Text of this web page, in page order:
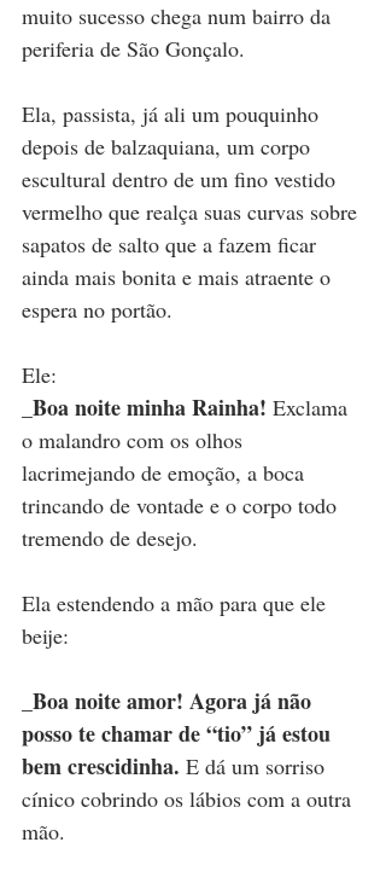
muito sucesso chega num bairro da
periferia de São Gonçalo.
Ela, passista, já ali um pouquinho
depois de balzaquiana, um corpo
escultural dentro de um fino vestido
vermelho que realça suas curvas sobre
sapatos de salto que a fazem ficar
ainda mais bonita e mais atraente o
espera no portão.
Ele:
_Boa noite minha Rainha! Exclama
o malandro com os olhos
lacrimejando de emoção, a boca
trincando de vontade e o corpo todo
tremendo de desejo.
Ela estendendo a mão para que ele
beije:
_Boa noite amor! Agora já não
posso te chamar de “tio” já estou
bem crescidinha. E dá um sorriso
cínico cobrindo os lábios com a outra
mão.